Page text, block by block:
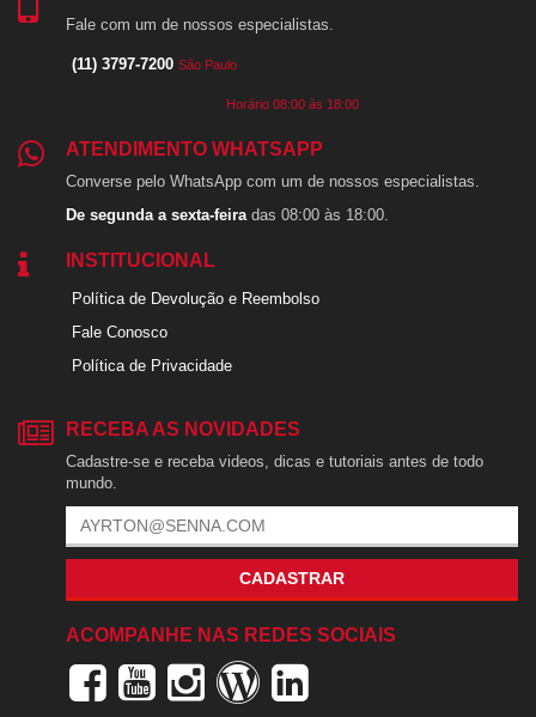
Fale com um de nossos especialistas.
(11) 3797-7200 São Paulo
Horário 08:00 às 18:00
ATENDIMENTO WHATSAPP
Converse pelo WhatsApp com um de nossos especialistas.
De segunda a sexta-feiradas 08:00 às 18:00.
INSTITUCIONAL
Política de Devolução e Reembolso
Fale Conosco
Política de Privacidade
RECEBA AS NOVIDADES
Cadastre-se e receba videos, dicas e tutoriais antes de todo
mundo.
CADASTRAR
ACOMPANHE NAS REDES SOCIAIS